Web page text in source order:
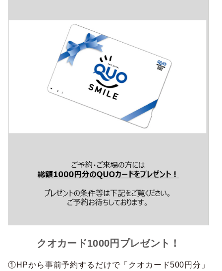
クオカード1000円プレゼント！
①HPから事前予約するだけで「クオカード500円分」